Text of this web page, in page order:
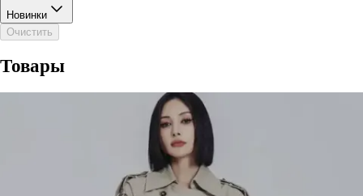
Новинки
Очистить
Товары